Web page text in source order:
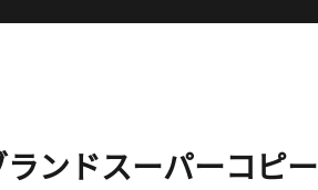
ンドスーパーコピ